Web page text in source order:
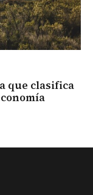
que clasifica